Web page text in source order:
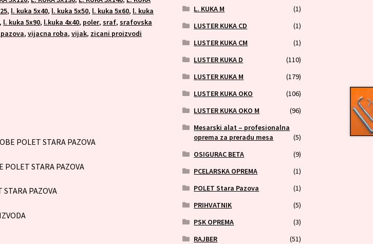
, l. kuka 5x40, l. kuka 5x50, l. kuka 5x60, l. kuka
, l. kuka 5x90, l.kuka 4x40, poler,sraf,srafovska
,vijacna roba,vijak, zicani proizvodi
POLET STARA PAZOVA
POLET STARA PAZOVA
PAZOVA
L. KUKA M
(1)
LUSTER KUKA CD
(1)
LUSTER KUKA CM
(1)
LUSTER KUKA D
(110)
LUSTER KUKA M
(179)
LUSTER KUKA OKO
(106)
LUSTER KUKA OKO M
(96)
Mesarski alat – profesionalna
oprema za preradu mesa
(5)
OSIGURAC BETA
(9)
PCELARSKA OPREMA
(1)
POLET Stara Pazova
(1)
PRIHVATNIK
(5)
PSK OPREMA
(3)
RAJBER
(51)